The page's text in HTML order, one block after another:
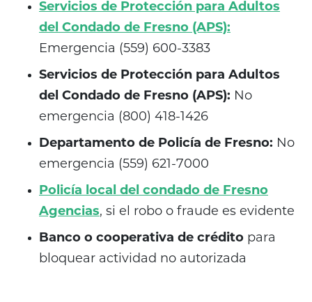
Servicios de Protección para Adultos
del Condado de Fresno (APS):
Emergencia (559) 600-3383
Servicios de Protección para Adultos
del Condado de Fresno (APS): No
emergencia (800) 418-1426
Departamento de Policía de Fresno: No
emergencia (559) 621-7000
Policía local del condado de Fresno
Agencias, si el robo o fraude es evidente
Banco o cooperativa de crédito para
bloquear actividad no autorizada